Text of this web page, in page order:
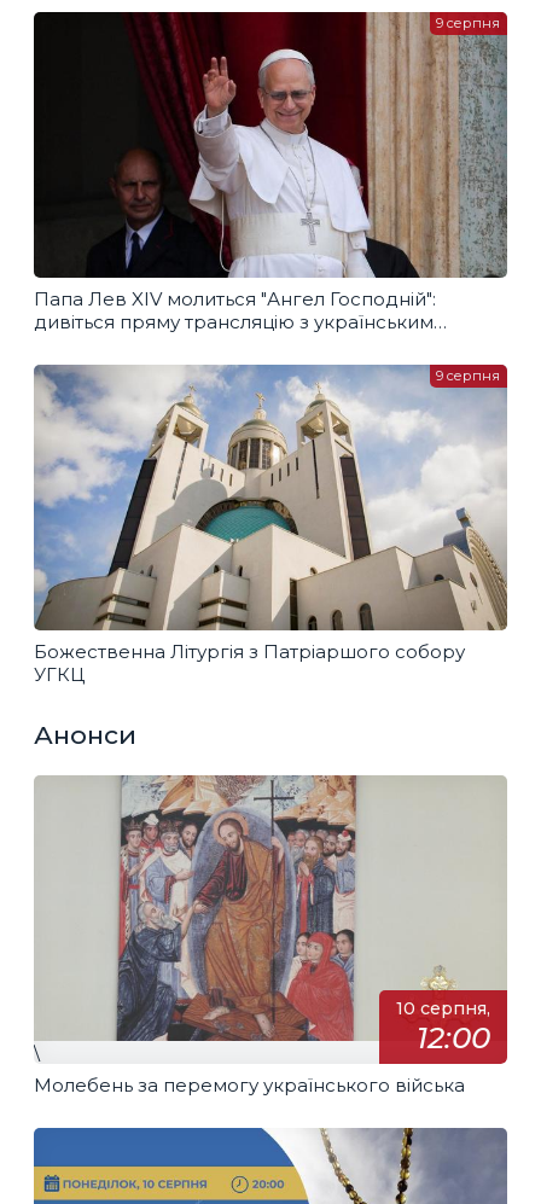
Папа Лев XIV молиться "Ангел Господній":
дивіться пряму трансляцію з українським
9 серпня
Божественна Літургія з Патріаршого собору
УГКЦ
9 серпня
Анонси
10 серпня,
12:00
\
Молебень за перемогу українського війська